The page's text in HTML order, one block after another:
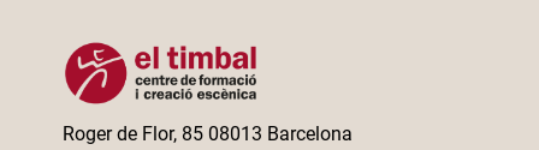
Roger de Flor, 85 08013 Barcelona